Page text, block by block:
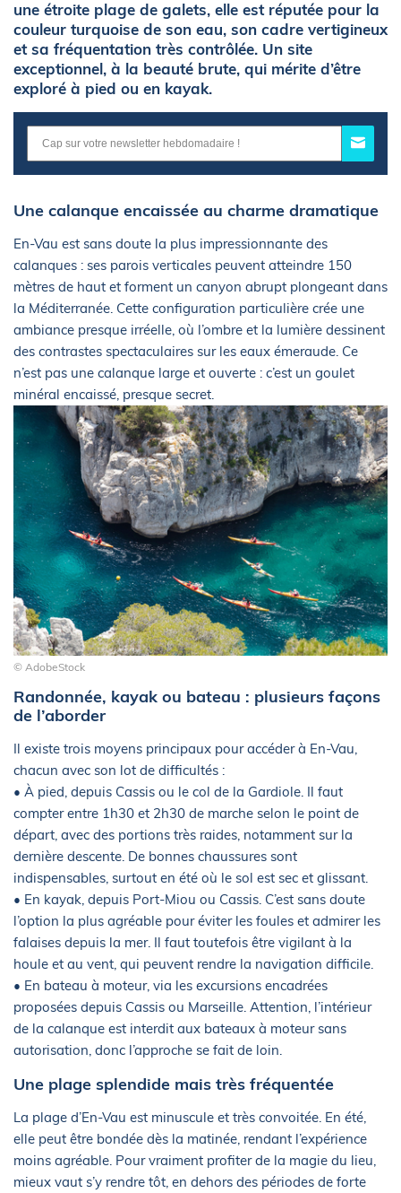
une étroite plage de galets, elle est réputée pour la
couleur turquoise de son eau, son cadre vertigineux
et sa fréquentation très contrôlée. Un site
exceptionnel, à la beauté brute, qui mérite d’être
exploré à pied ou en kayak.
Une calanque encaissée au charme dramatique
En-Vau est sans doute la plus impressionnante des
calanques : ses parois verticales peuvent atteindre 150
mètres de haut et forment un canyon abrupt plongeant dans
la Méditerranée. Cette configuration particulière crée une
ambiance presque irréelle, où l’ombre et la lumière dessinent
des contrastes spectaculaires sur les eaux émeraude. Ce
n’est pas une calanque large et ouverte : c’est un goulet
minéral encaissé, presque secret.
© AdobeStock
Randonnée, kayak ou bateau : plusieurs façons
de l’aborder
Il existe trois moyens principaux pour accéder à En-Vau,
chacun avec son lot de difficultés :
• À pied, depuis Cassis ou le col de la Gardiole. Il faut
compter entre 1h30 et 2h30 de marche selon le point de
départ, avec des portions très raides, notamment sur la
dernière descente. De bonnes chaussures sont
indispensables, surtout en été où le sol est sec et glissant.
• En kayak, depuis Port-Miou ou Cassis. C’est sans doute
l’option la plus agréable pour éviter les foules et admirer les
falaises depuis la mer. Il faut toutefois être vigilant à la
houle et au vent, qui peuvent rendre la navigation difficile.
• En bateau à moteur, via les excursions encadrées
proposées depuis Cassis ou Marseille. Attention, l’intérieur
de la calanque est interdit aux bateaux à moteur sans
autorisation, donc l’approche se fait de loin.
Une plage splendide mais très fréquentée
La plage d’En-Vau est minuscule et très convoitée. En été,
elle peut être bondée dès la matinée, rendant l’expérience
moins agréable. Pour vraiment profiter de la magie du lieu,
mieux vaut s’y rendre tôt, en dehors des périodes de forte